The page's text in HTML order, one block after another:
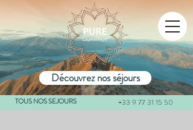
Découvrez nos séjours
+33 9 77 31 15 50
TOUS NOS SEJOURS